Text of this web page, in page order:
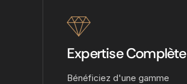
Expertise Complète
Bénéficiez d'une gamme